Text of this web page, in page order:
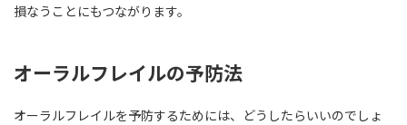
損なうことにもつながります。
オーラルフレイルの予防法
オーラルフレイルを予防するためには、どうしたらいいのでしょ